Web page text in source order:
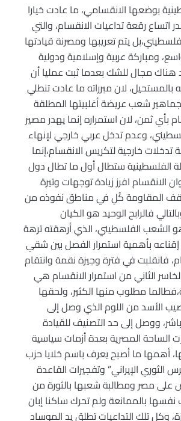
بوضعها الانقسامي، ما عادت خيارا
اتساع رقعة تداعيات الانقسام، والتي
يتم تعريبها ومصرنة قيادتها
ومباركة عربية وإسلامية ودولية
مجال للشك بعدما ثبت عمليا أن
لان مبرراته ما عادت تنطلي
شعب عريضة أغلبيتها المطلقة
بأي ثمن، لان استمراره إنما يهدر مصير
وعدم تدخل عربي خارجي لإنهاء
خارجية لتكريس الانقسام،إنما
الفلسطينية ستطال أول ما تطال دول
الانقسام افرز زيادة توجهات وتيرة
المقاومة كُلِ في مناطق نفوذه من
فالرابح الوحيد هو الكيان
هو الشعب الفلسطيني، الذي أرهقته ترهة
إقناعه بأهمية استمرار الفصل بين شقي
فانقلبت في فترة وجيزة نقمة وانتقام
الثاني من استمرار الانقسام هي
مطلوب منها الكثير، ولحقها
الأسد من اللوم الذي وصل إلى
ووصل إلى حد التصنيف للقيادة
الساحة المصرية بعدة أزمات سياسية
أهمها ما أصبح يعرف باسم خلايا حزب
الثوري الإيراني” وتفجيرات القاعدة
على مصر ومطالبة شعبها بالثورة من
بالممانعة ولم تحرك ساكنا إبان
وكل تلك التداعيات تطلق يد الموساد